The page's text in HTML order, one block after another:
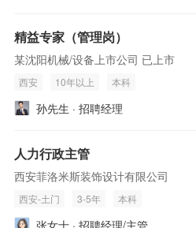
精益专家（管理岗）
某沈阳机械/设备上市公司 已上市
西安 10年以上 本科
孙先生 · 招聘经理
人力行政主管
西安菲洛米斯装饰设计有限公司
西安-土门 3-5年 本科
张女士 · 招聘经理/主管